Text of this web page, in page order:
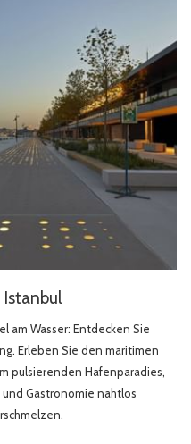
am Wasser: Entdecken Sie
Erleben Sie den maritimen
pulsierenden Hafenparadies,
Gastronomie nahtlos